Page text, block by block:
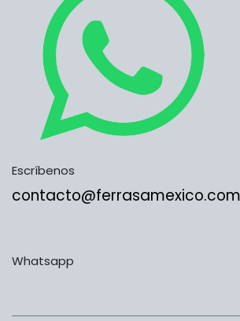
Escríbenos
contacto@ferrasamexico.com
Whatsapp